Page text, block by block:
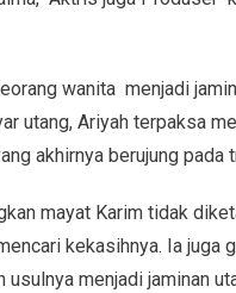
wanita menjadi
utang, Ariyah terpaksa
akhirnya berujung pada
mayat Karim tidak
kekasihnya. Ia juga
menjadi jaminan